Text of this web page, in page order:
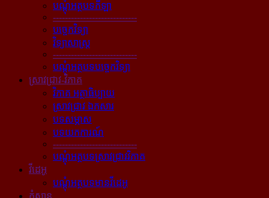
បណ្ដុំអត្ថបទកីឡា
----------------------------
បច្ចេកវិទ្យា
វិទ្យាសាស្ត្រ
----------------------------
បណ្ដុំអត្ថបទបច្ចេកវិទ្យា
ស្រាវជ្រាវ-វិភាគ
វិភាគ អត្ថាធិប្បាយ
ស្រាវជ្រាវ ឯកសារ
បទសម្ភាស
បទយកការណ៍
----------------------------
បណ្ដុំអត្ថបទស្រាវជ្រាវវិភាគ
វីដេអូ
បណ្ដុំអត្ថបទមានវីដេអូ
កំសាន្ដ